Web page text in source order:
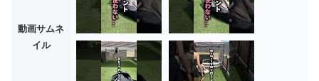
動画サムネ
イル